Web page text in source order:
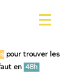
pour trouver les
en 48h